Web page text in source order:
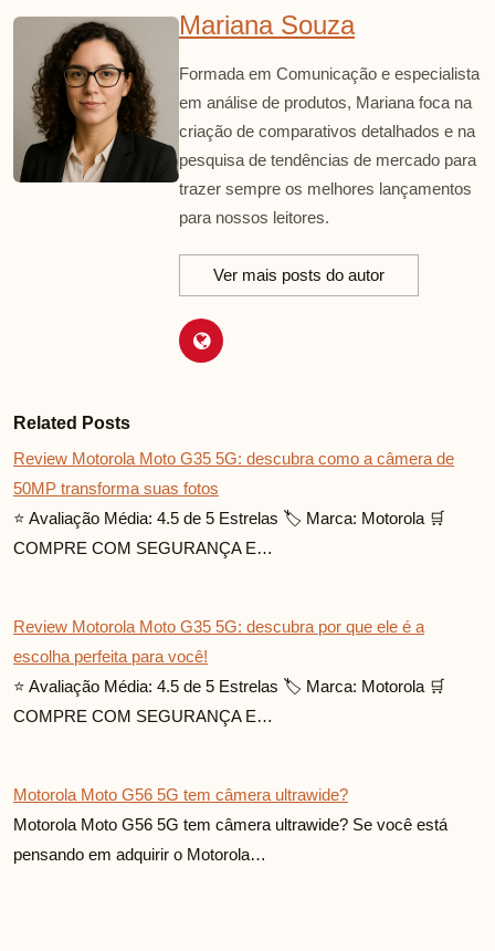
Mariana Souza
Formada em Comunicação e especialista
em análise de produtos, Mariana foca na
criação de comparativos detalhados e na
pesquisa de tendências de mercado para
trazer sempre os melhores lançamentos
para nossos leitores.
Ver mais posts do autor
Related Posts
Review Motorola Moto G35 5G: descubra como a câmera de
50MP transforma suas fotos
⭐ Avaliação Média: 4.5 de 5 Estrelas 🏷️ Marca: Motorola 🛒
COMPRE COM SEGURANÇA E…
Review Motorola Moto G35 5G: descubra por que ele é a
escolha perfeita para você!
⭐ Avaliação Média: 4.5 de 5 Estrelas 🏷️ Marca: Motorola 🛒
COMPRE COM SEGURANÇA E…
Motorola Moto G56 5G tem câmera ultrawide?
Motorola Moto G56 5G tem câmera ultrawide? Se você está
pensando em adquirir o Motorola…